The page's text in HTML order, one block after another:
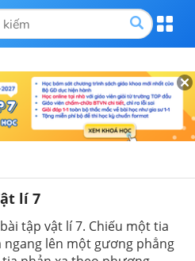
lí 7
tập vật lí 7. Chiếu một tia
lên một gương phẳng